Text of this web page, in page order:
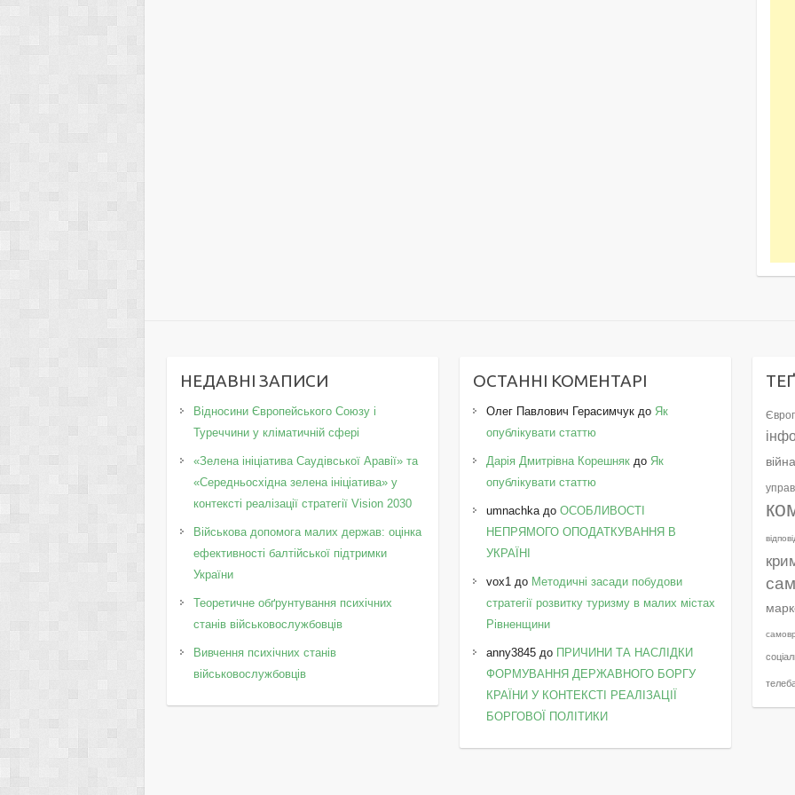
НЕДАВНІ ЗАПИСИ
Відносини Європейського Союзу і
Туреччини у кліматичній сфері
«Зелена ініціатива Саудівської Аравії» та
«Середньосхідна зелена ініціатива» у
контексті реалізації стратегії Vision 2030
Військова допомога малих держав: оцінка
ефективності балтійської підтримки
України
Теоретичне обґрунтування психічних
станів військовослужбовців
Вивчення психічних станів
військовослужбовців
ОСТАННІ КОМЕНТАРІ
Олег Павлович Герасимчук до Як
опублікувати статтю
Дарія Дмитрівна Корешняк до Як
опублікувати статтю
umnachkaдоОСОБЛИВОСТІ
НЕПРЯМОГО ОПОДАТКУВАННЯ В
УКРАЇНІ
vox1 до Методичні засади побудови
стратегії розвитку туризму в малих містах
Рівненщини
anny3845 до ПРИЧИНИ ТА НАСЛІДКИ
ФОРМУВАННЯ ДЕРЖАВНОГО БОРГУ
КРАЇНИ У КОНТЕКСТІ РЕАЛІЗАЦІЇ
БОРГОВОЇ ПОЛІТИКИ
війна